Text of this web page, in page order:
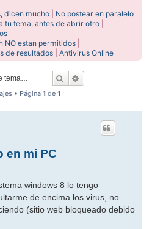
dicen mucho
No postear en paralelo
tu tema, antes de abrir otro
NO estan permitidos
de resultados |Antivirus Online
Buscar
• Página 1 de 1
en mi PC
windows 8 lo tengo
de encima los virus, no
(sitio web bloqueado debido